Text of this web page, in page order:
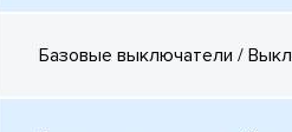
Базовые выключатели /